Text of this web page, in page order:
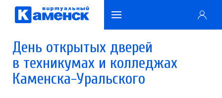
День открытых дверей
в техникумах и колледжах
Каменска-Уральского